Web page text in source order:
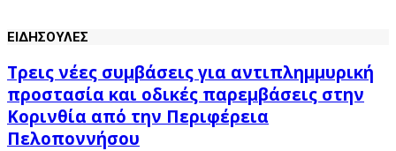
ΕΙΔΗΣΟΥΛΕΣ
Τρεις νέες συμβάσεις για αντιπλημμυρική
προστασία και οδικές παρεμβάσεις στην
Κορινθία από την Περιφέρεια
Πελοποννήσου